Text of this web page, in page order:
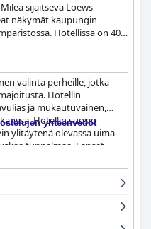
sijaitseva Loews
näkymät kaupungin
Hotellissa on 400
Bar, Lobby Lounge
takaavat autenttisen
on myös 31 000 neliöjalkaa
tapahtumia
nauttia henkilökohtaisista
kiillotuksesta ja
tekee heidän vierailustaan
valinta perheille, jotka
Hotellin
ja mukautuvainen,
Hotellin suosio
ylitäytenä olevassa uima-
tunnelmaa. Lapset
Loews tarjoaa loistavan
vieraat huomauttivat,
ja huoneet olivat
nämä olivat pieniä
positiiviseen
hauskaa ja saavat uusia
yhteenvedot